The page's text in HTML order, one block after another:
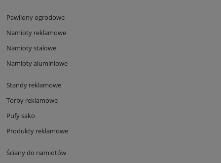
Pawilony ogrodowe
Namioty reklamowe
Namioty stalowe
Namioty aluminiowe
Standy reklamowe
Torby reklamowe
Pufy sako
Produkty reklamowe
Ściany do namiotów